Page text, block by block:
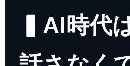
▍AI時代